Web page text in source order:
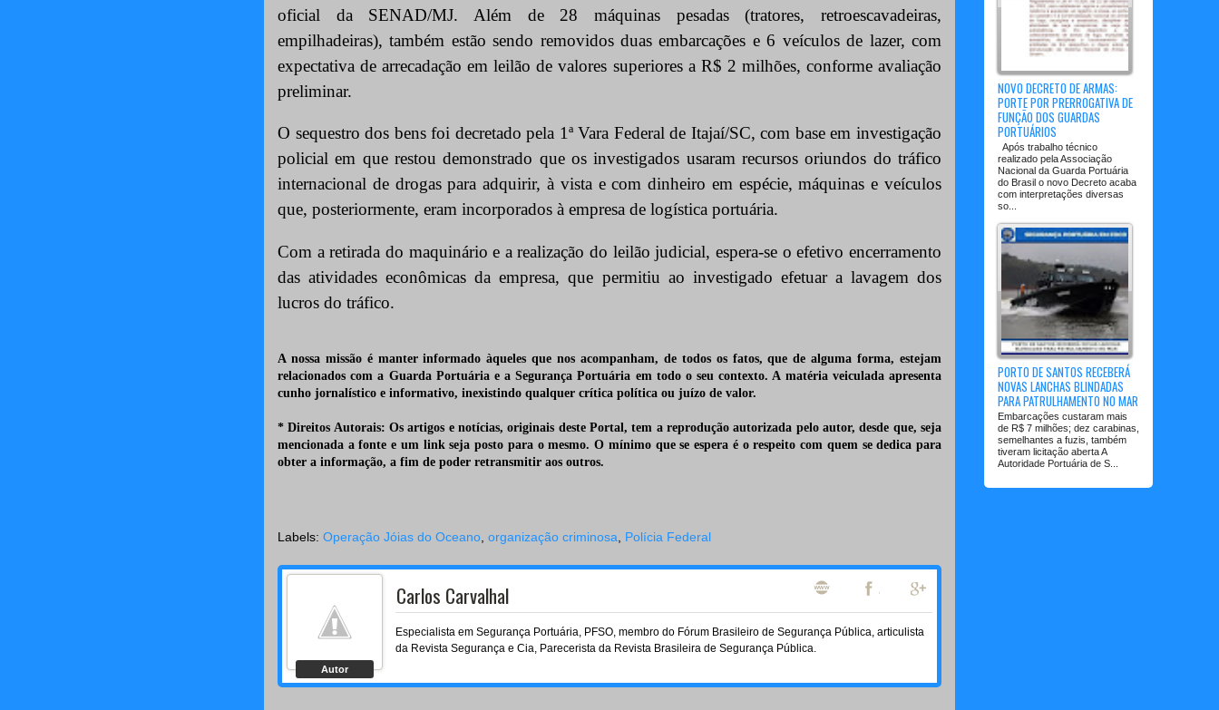
oficial da SENAD/MJ. Além de 28 máquinas pesadas (tratores, retroescavadeiras,
empilhadeiras), também estão sendo removidos duas embarcações e 6 veículos de lazer, com
expectativa de arrecadação em leilão de valores superiores a R$ 2 milhões, conforme avaliação
preliminar.
O sequestro dos bens foi decretado pela 1ª Vara Federal de Itajaí/SC, com base em investigação
policial em que restou demonstrado que os investigados usaram recursos oriundos do tráfico
internacional de drogas para adquirir, à vista e com dinheiro em espécie, máquinas e veículos
que, posteriormente, eram incorporados à empresa de logística portuária.
Com a retirada do maquinário e a realização do leilão judicial, espera-se o efetivo encerramento
das atividades econômicas da empresa, que permitiu ao investigado efetuar a lavagem dos
lucros do tráfico.
A nossa missão é manter informado àqueles que nos acompanham, de todos os fatos, que de alguma forma, estejam
relacionados com a Guarda Portuária e a Segurança Portuária em todo o seu contexto. A matéria veiculada apresenta
cunho jornalístico e informativo, inexistindo qualquer crítica política ou juízo de valor.
* Direitos Autorais: Os artigos e notícias, originais deste Portal, tem a reprodução autorizada pelo autor, desde que, seja
mencionada a fonte e um link seja posto para o mesmo. O mínimo que se espera é o respeito com quem se dedica para
obter a informação, a fim de poder retransmitir aos outros.
Labels: Operação Jóias do Oceano organização criminosa Polícia Federal
Autor
Carlos Carvalhal
Especialista em Segurança Portuária, PFSO, membro do Fórum Brasileiro de Segurança Pública, articulista
da Revista Segurança e Cia, Parecerista da Revista Brasileira de Segurança Pública.
NOVO DECRETO DE ARMAS:
PORTE POR PRERROGATIVA DE
FUNÇÃO DOS GUARDAS
PORTUÁRIOS
Após trabalho técnico
realizado pela Associação
Nacional da Guarda Portuária
do Brasil o novo Decreto acaba
com interpretações diversas
so...
PORTO DE SANTOS RECEBERÁ
NOVAS LANCHAS BLINDADAS
PARA PATRULHAMENTO NO MAR
Embarcações custaram mais
de R$ 7 milhões; dez carabinas,
semelhantes a fuzis, também
tiveram licitação aberta A
Autoridade Portuária de S...